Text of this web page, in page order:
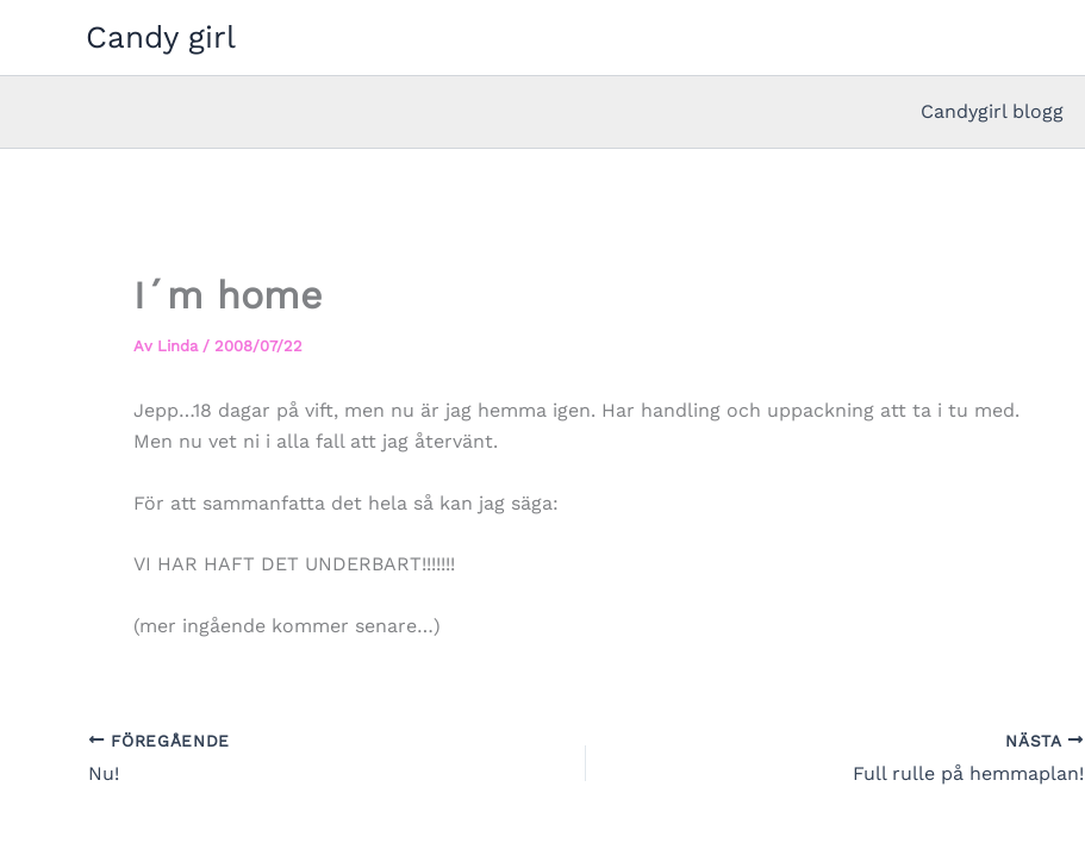
innehåll
Candy girl
Candygirl blogg
I´m home
Av Linda / 2008/07/22
Jepp…18 dagar på vift, men nu är jag hemma igen. Har handling och uppackning att ta i tu med.
Men nu vet ni i alla fall att jag återvänt.
För att sammanfatta det hela så kan jag säga:
VI HAR HAFT DET UNDERBART!!!!!!!
(mer ingående kommer senare…)
FÖREGÅENDE
Nu!
NÄSTA
Full rulle på hemmaplan!